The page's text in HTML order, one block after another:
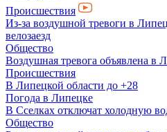
Происшествия
Из-за воздушной тревоги в
велозаезд
Общество
Воздушная тревога объявлена в
Происшествия
В Липецкой области до +28
Погода в Липецке
В Сселках отключат холодную
Общество